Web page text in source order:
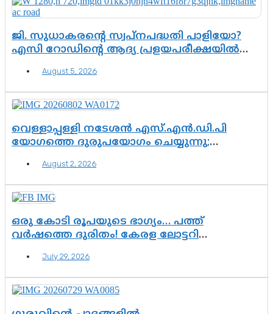
ജി. സുധാകരന്റെ സ്വപ്നപദ്ധതി പാളിയോ?
എസി റോഡിന്റെ ആദ്യ പ്രളയപരീക്ഷയിൽ
August 5, 2026
വെള്ളാപ്പള്ളി നടേശൻ എസ്.എൻ.ഡി.പി
യോഗത്തെ ദുരുപയോഗം ചെയ്യുന്നു;
വിഷവിത്ത്: ഗോകുലം ഗോപാലൻ
August 2, 2026
ഒരു കോടി രൂപയുടെ ഭാഗ്യം… പത്ത്
വർഷത്തെ ദുരിതം! കേരള ലോട്ടറി
പോരാട്ടംJuly 29, 2026